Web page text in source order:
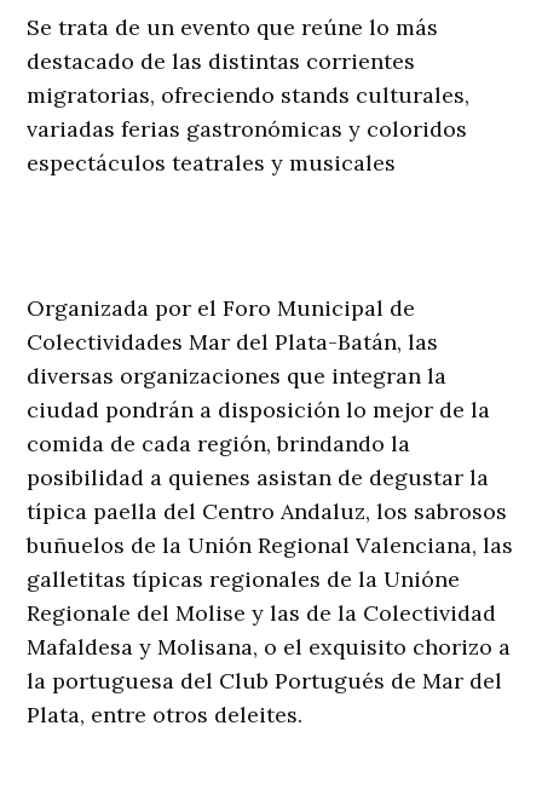
Se trata de un evento que reúne lo más
destacado de las distintas corrientes
migratorias, ofreciendo stands culturales,
variadas ferias gastronómicas y coloridos
espectáculos teatrales y musicales
Organizada por el Foro Municipal de
Colectividades Mar del Plata-Batán, las
diversas organizaciones que integran la
ciudad pondrán a disposición lo mejor de la
comida de cada región, brindando la
posibilidad a quienes asistan de degustar la
típica paella del Centro Andaluz, los sabrosos
buñuelos de la Unión Regional Valenciana, las
galletitas típicas regionales de la Unióne
Regionale del Molise y las de la Colectividad
Mafaldesa y Molisana, o el exquisito chorizo a
la portuguesa del Club Portugués de Mar del
Plata, entre otros deleites.